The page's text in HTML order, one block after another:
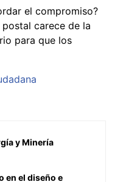
el compromiso?
carece de la
para que los
y Minería
en el diseño e